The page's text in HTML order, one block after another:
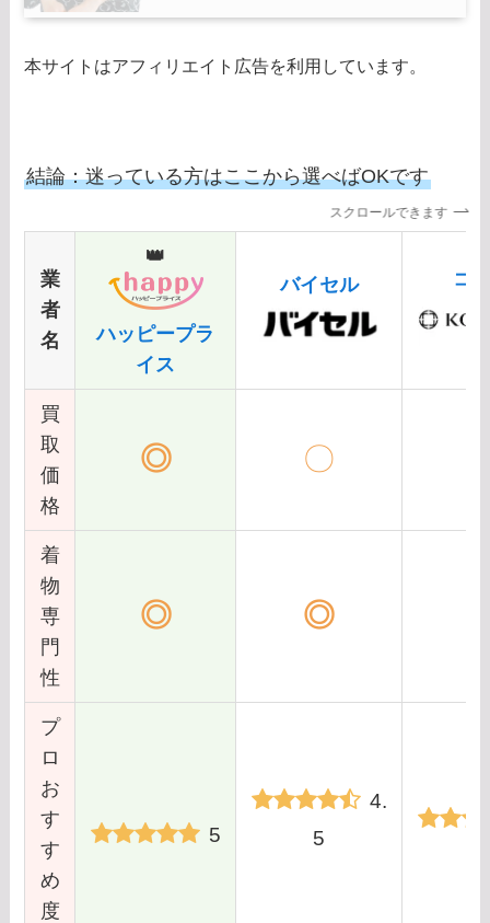
本サイトはアフィリエイト広告を利用しています。
結論：迷っている方はここから選べばOKです
スクロールできます
業
者
名
👑
ハッピープラ
イス
バイセル コ
買
取
価
格
◎ 〇
着
物
専
門
性
◎ ◎
プ
ロ
お
す
す
め
度
5
4.
5